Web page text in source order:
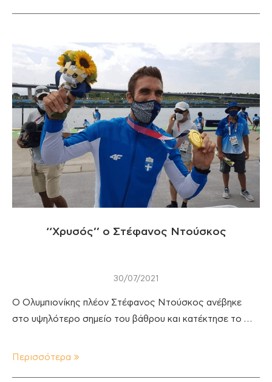
‘‘Χρυσός’’ ο Στέφανος Ντούσκος
30/07/2021
Ο Ολυμπιονίκης πλέον Στέφανος Ντούσκος ανέβηκε
στο υψηλότερο σημείο του βάθρου και κατέκτησε το …
Περισσότερα